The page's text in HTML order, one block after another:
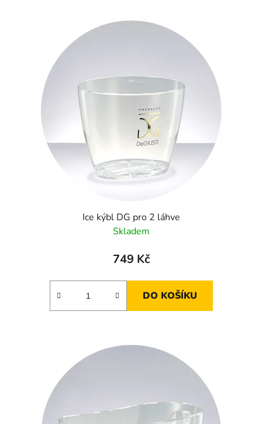
Ice kýbl DG pro 2 láhve
Skladem
749 Kč
DO KOŠÍKU